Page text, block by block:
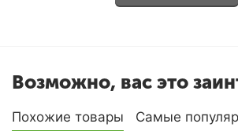
Возможно, вас это
Похожие товары Самые